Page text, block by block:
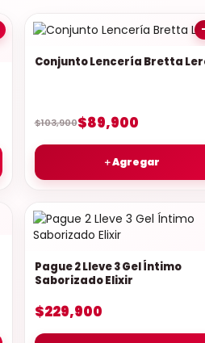
Conjunto Lencería Bretta
$103,900$89,900
＋Agregar
Pague 2 Lleve 3 Gel Íntimo
Saborizado Elixir
$229,900